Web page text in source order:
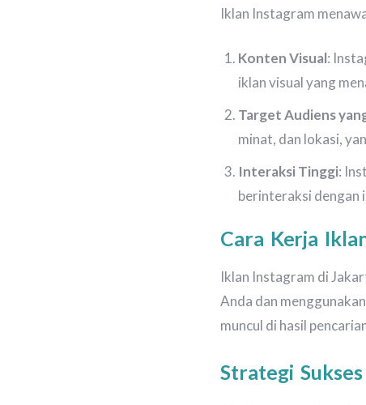
Iklan Instagram
Konten Visual:
iklan visual yang
Target Audiens
minat, dan lokasi,
Interaksi Tinggi:
berinteraksi dengan
Cara Kerja
Iklan Instagram di
Anda dan
muncul di hasil
Strategi Sukses